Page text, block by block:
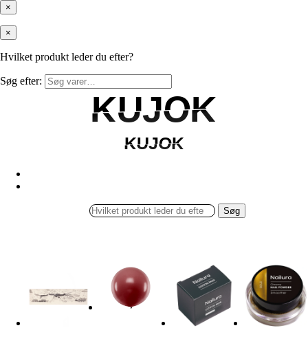
×
×
Hvilket produkt leder du efter?
Søg efter:
KUJOK
KUJOK
KUJOK
KUJOK
Søg